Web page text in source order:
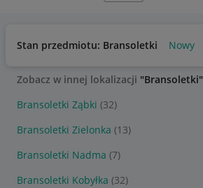
Stan przedmiotu: Bransoletki Nowy
Zobacz w innej lokalizacji "Bransoletki"
Bransoletki Ząbki (32)
Bransoletki Zielonka (13)
Bransoletki Nadma (7)
Bransoletki Kobyłka (32)